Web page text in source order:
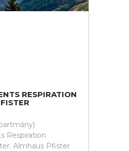
RESPIRATION
Respiration
Almhaus Pfister